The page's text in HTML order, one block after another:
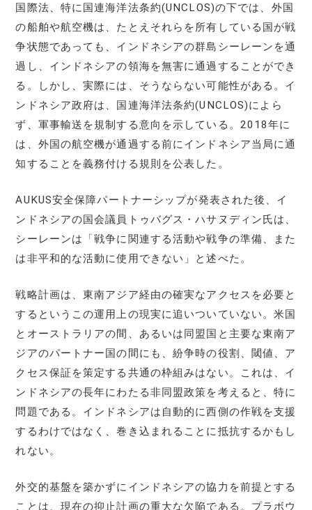
国際法、特に国連海洋法条約(UNCLOS)の下では、外国
の船舶や航空機は、たとえそれらを所有している国が戦
争状態であっても、インドネシアの群島シーレーンを通
過し、インドネシアの領海を無害に通過することができ
る。しかし、実際には、そうならない可能性がある。イ
ンドネシア政府は、国連海洋法条約(UNCLOS)によら
ず、軍事輸送を規制する意向を示している。2018年に
は、外国の航空機が通過する前にインドネシア当局に通
知することを義務付ける規則を公表した。
AUKUS安全保障パートナーシップが発表された後、イ
ンドネシアの国会議員トゥバグス・ハサヌディン氏は、
シーレーンは「戦争に関連する活動や戦争の準備、また
は非平和的な活動に使用できない」と述べた。
戦略計画は、東南アジア経由の確実なアクセスを必要と
するというこの運用上の現実に追いついていない。米国
とオーストラリアの間、あるいは同盟国と主要な東南ア
ジアのパートナー国の間にも、紛争時の役割、閾値、ア
クセス保証を策定する共通の枠組みはない。これは、イ
ンドネシアの長年にわたる非同盟政策を考えると、特に
問題である。インドネシアは自動的に西側の作戦を支援
するわけではなく、巻き込まれることに抵抗するかもし
れない。
外交的基盤を築かずにインドネシアの協力を前提とする
ことは、現在の抑止計画の重大な欠陥である。プラボウ